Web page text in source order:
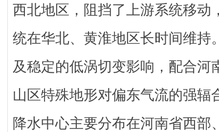
西北地区，阻挡了上游系统移动
统在华北、黄淮地区长时间维持
及稳定的低涡切变影响，配合河
山区特殊地形对偏东气流的强辐
降水中心主要分布在河南省西部